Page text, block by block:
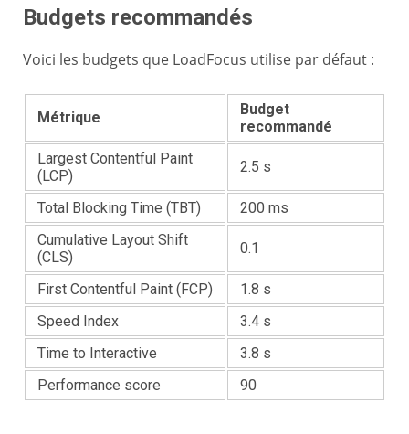
Budgets recommandés
Voici les budgets que LoadFocus utilise par défaut :
Métrique
Budget
recommandé
Largest Contentful Paint
(LCP)
2.5 s
Total Blocking Time (TBT)
200 ms
Cumulative Layout Shift
(CLS)
0.1
First Contentful Paint (FCP)
1.8 s
Speed Index
3.4 s
Time to Interactive
3.8 s
Performance score
90